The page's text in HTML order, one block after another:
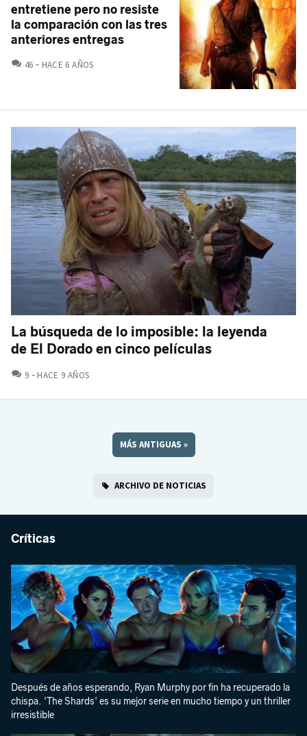
entretiene pero no resiste
la comparación con las tres
anteriores entregas
46 COMENTARIOS
HACE 6 AÑOS
La búsqueda de lo imposible: la leyenda
de El Dorado en cinco películas
9 COMENTARIOS
HACE 9 AÑOS
MÁS ANTIGUAS »
ARCHIVO DE NOTICIAS
Críticas
Después de años esperando, Ryan Murphy por fin ha recuperado la
chispa. 'The Shards' es su mejor serie en mucho tiempo y un thriller
irresistible